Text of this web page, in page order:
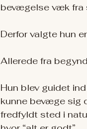
bevægelse væk fra
Derfor valgte hun
Allerede fra
Hun blev guidet
kunne bevæge sig
fredfyldt sted i